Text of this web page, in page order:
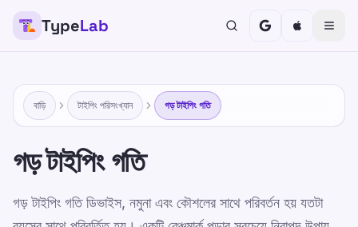
করুন। আমাদের কাঠামোগত এবং কৌতুকপূর্ণ পদ্ধতির সাথে আপনার নিজস্ব
গতিতে শিখুন।
প্রশিক্ষণ নিজেকে পরীক্ষা করুন
TypeLab
বাড়ি টাইপিং পরিসংখ্যান গড় টাইপিং গতি
গড় টাইপিং গতি
গড় টাইপিং গতি ডিভাইস, নমুনা এবং কৌশলের সাথে পরিবর্তন হয় যতটা